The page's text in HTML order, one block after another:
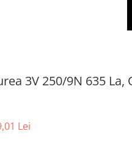
3V 250/9N 635 La,
Lei